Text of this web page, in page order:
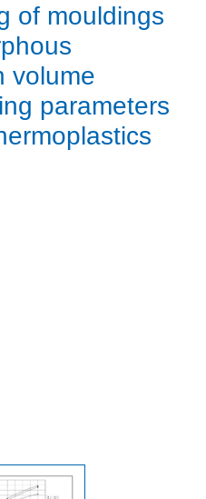
of mouldings
volume
parameters